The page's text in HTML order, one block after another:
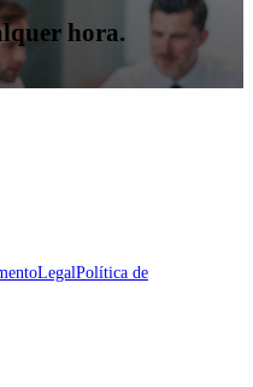
hora.
LegalPolítica de